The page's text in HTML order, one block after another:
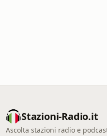
Stazioni-Radio.it
Ascolta stazioni radio e